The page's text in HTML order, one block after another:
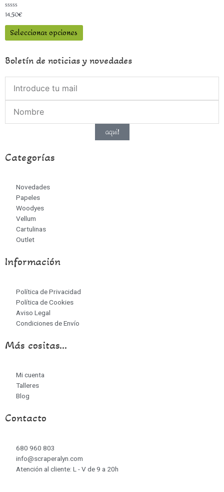
Valorado
con
0
14,50€
Seleccionar opciones
Boletín de noticias y novedades
aqui!
Categorías
Novedades
Papeles
Woodyes
Vellum
Cartulinas
Outlet
Información
Política de Privacidad
Política de Cookies
Aviso Legal
Condiciones de Envío
Más cositas...
Mi cuenta
Talleres
Blog
Contacto
680 960 803
info@scraperalyn.com
Atención al cliente: L - V de 9 a 20h